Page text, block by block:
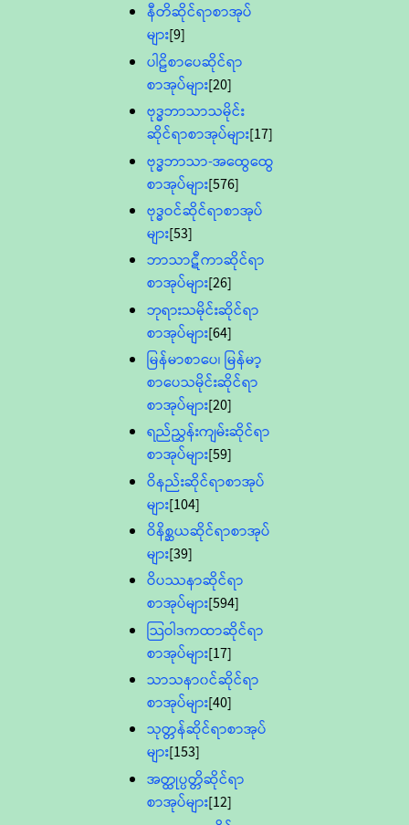
နီတိဆိုင်ရာစာအုပ်
များ[9]
ပါဠိစာပေဆိုင်ရာ
စာအုပ်များ[20]
ဗုဒ္ဓဘာသာသမိုင်း
ဆိုင်ရာစာအုပ်များ[17]
ဗုဒ္ဓဘာသာ-အထွေထွေ
စာအုပ်များ[576]
ဗုဒ္ဓဝင်ဆိုင်ရာစာအုပ်
များ[53]
ဘာသာဋီကာဆိုင်ရာ
စာအုပ်များ[26]
ဘုရားသမိုင်းဆိုင်ရာ
စာအုပ်များ[64]
မြန်မာစာပေ၊ မြန်မာ့
စာပေသမိုင်းဆိုင်ရာ
စာအုပ်များ[20]
ရည်ညွှန်းကျမ်းဆိုင်ရာ
စာအုပ်များ[59]
ဝိနည်းဆိုင်ရာစာအုပ်
များ[104]
ဝိနိစ္ဆယဆိုင်ရာစာအုပ်
များ[39]
ဝိပဿနာဆိုင်ရာ
စာအုပ်များ[594]
သြဝါဒကထာဆိုင်ရာ
စာအုပ်များ[17]
သာသနာ၀င်ဆိုင်ရာ
စာအုပ်များ[40]
သုတ္တန်ဆိုင်ရာစာအုပ်
များ[153]
အတ္ထုပ္ပတ္တိဆိုင်ရာ
စာအုပ်များ[12]